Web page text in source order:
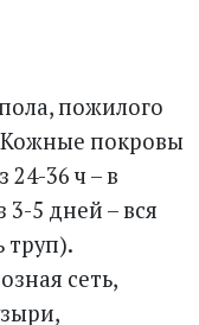
пожилого
Кожные покровы
24-36 ч – в
5 дней – вся
труп).
сеть,